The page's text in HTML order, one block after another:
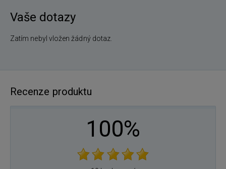
Vaše dotazy
Zatím nebyl vložen žádný dotaz.
Recenze produktu
100%